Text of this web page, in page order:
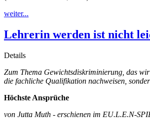
weiter...
Lehrerin werden ist nicht
Details
Zum Thema Gewichtsdiskriminierung, das
die fachliche Qualifikation nachweisen,
Höchste Ansprüche
von Jutta Muth - erschienen im EU.L.E.N-